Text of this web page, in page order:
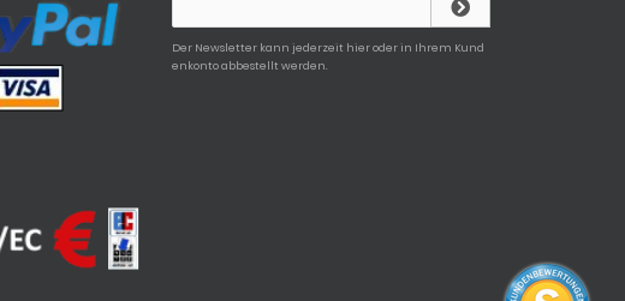
Der Newsletter kann jederzeit hier oder in Ihrem Kund
enkonto abbestellt werden.